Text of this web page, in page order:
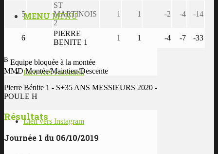
MENU MENU
Lien vers Facebook
Lien vers Instagram
5
ST
MARTINOIS
2
1 1 -2 -4 -14
6
PIERRE
BENITE 1
1 1 -4 -7 -33
B Equipe bloquée à la montée
MMD Montée/Maintien/Descente
Pierre Bénite 1 - S+35 ANS MESSIEURS 2020 -
POULE H
Résultats
Journée 1 du 06/10/2019